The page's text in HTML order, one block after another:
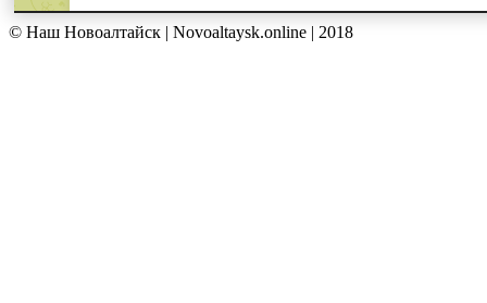
© Наш Новоалтайск | Novoaltaysk.online | 2018